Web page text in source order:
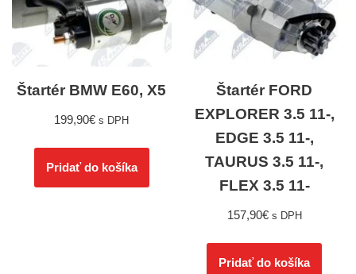
Štartér BMW E60, X5
199,90€ s DPH
Pridať do košíka
Štartér FORD
EXPLORER 3.5 11-,
EDGE 3.5 11-,
TAURUS 3.5 11-,
FLEX 3.5 11-
157,90€ s DPH
Pridať do košíka